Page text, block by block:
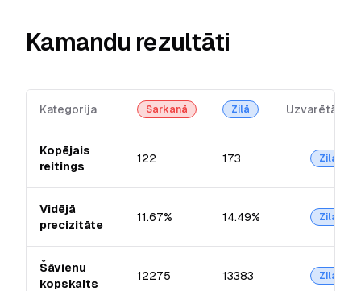
Kamandu rezultāti
Kategorija Sarkanā Zilā Uzvarētājs
Kopējais
reitings
122 173 Zilā
Vidējā
precizitāte
11.67% 14.49% Zilā
Šāvienu
kopskaits
12275 13383 Zilā